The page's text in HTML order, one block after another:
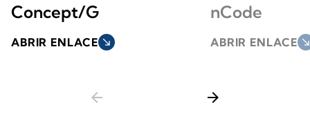
Concept/G
ABRIR ENLACE south_east
nCode
ABRIR ENLACE
arrow_back arrow_forward